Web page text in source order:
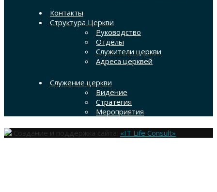
Контакты
Структура Церкви
Руководство
Отделы
Служители церкви
Адреса церквей
Служение церкви
Видение
Стратегия
Мероприятия
Создание и поддержка сайта: «IT Life Consult»